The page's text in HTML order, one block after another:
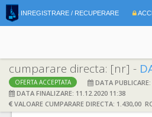
INREGISTRARE / RECUPERARE
cumparare directa: [nr] -
OFERTA ACCEPTATA
DATA
DATA FINALIZARE: 11.12.2020 11:38
VALOARE CUMPARARE DIRECTA: 1.430,00
DATE IDENTIFICARE OFERTANT
Ofertant: S.C. PARHAN COM S.R.L.